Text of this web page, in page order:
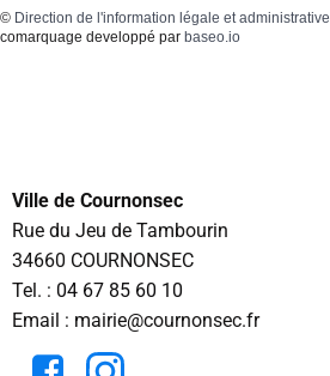
© Direction de l'information légale et administrative
comarquage developpé par baseo.io
Ville de Cournonsec
Rue du Jeu de Tambourin
34660 COURNONSEC
Tel. : 04 67 85 60 10
Email : mairie@cournonsec.fr